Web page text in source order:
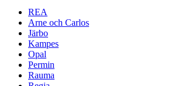
REA
Arne och Carlos
Järbo
Kampes
Opal
Permin
Rauma